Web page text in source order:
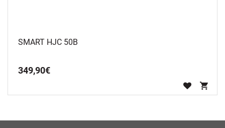
SMART HJC 50B
349,90€